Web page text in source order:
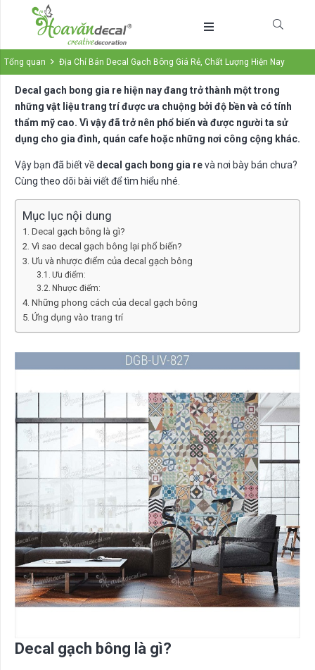
Tổng quan Địa Chỉ Bán Decal Gạch Bông Giá Rẻ, Chất Lượng Hiện Nay
Decal gach bong gia re hiện nay đang trở thành một trong
những vật liệu trang trí được ưa chuộng bởi độ bền và có tính
thẩm mỹ cao. Vì vậy đã trở nên phổ biến và được người ta sử
dụng cho gia đình, quán cafe hoặc những nơi công cộng khác.
Vậy bạn đã biết về d ecal gach bong gia revà nơi bày bán chưa?
Cùng theo dõi bài viết để tìm hiểu nhé.
Mục lục nội dung
Decal gạch bông là gì?
Vì sao decal gạch bông lại phổ biến?
Ưu và nhược điểm của decal gạch bông
Ưu điểm:
Nhược điểm:
Những phong cách của decal gạch bông
Ứng dụng vào trang trí
Decal gạch bông là gì?